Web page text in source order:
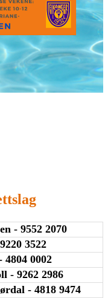
- 9552 2070
3522
4804 0002
- 9262 2986
- 4818 9474